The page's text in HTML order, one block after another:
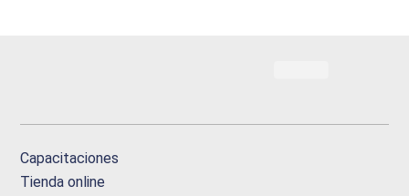
Capacitaciones
Tienda online